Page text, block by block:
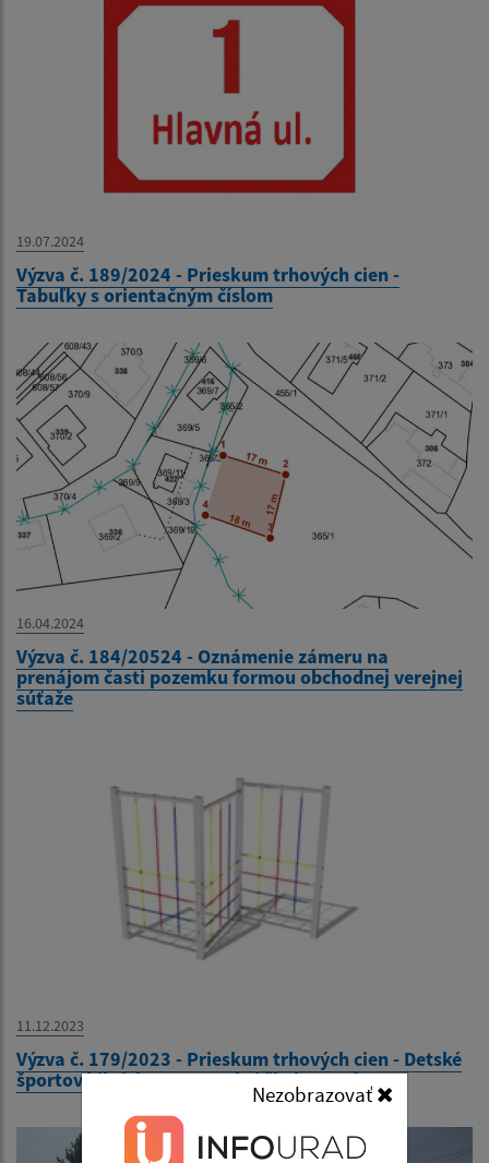
Nezobrazovať
19.07.2024
Výzva č. 189/2024 - Prieskum trhových cien -
Tabuľky s orientačným číslom
16.04.2024
Výzva č. 184/20524 - Oznámenie zámeru na
prenájom časti pozemku formou obchodnej verejnej
súťaže
11.12.2023
Výzva č. 179/2023 - Prieskum trhových cien - Detské
športové ihrisko v Materskej škole Kysak 210